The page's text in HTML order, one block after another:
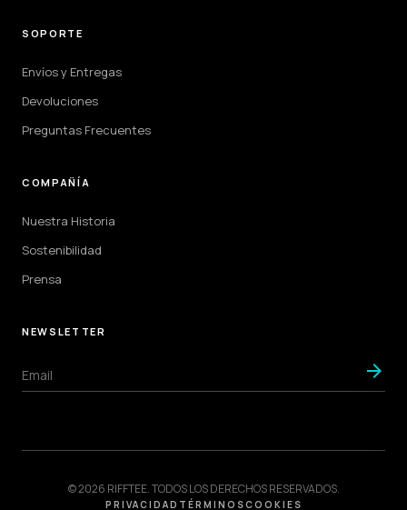
SOPORTE
Envíos y Entregas
Devoluciones
Preguntas Frecuentes
COMPAÑÍA
Nuestra Historia
Sostenibilidad
Prensa
NEWSLETTER
arrow_forward
© 2026 RIFFTEE. TODOS LOS DERECHOS RESERVADOS.
PRIVACIDAD TÉRMINOSCOOKIES